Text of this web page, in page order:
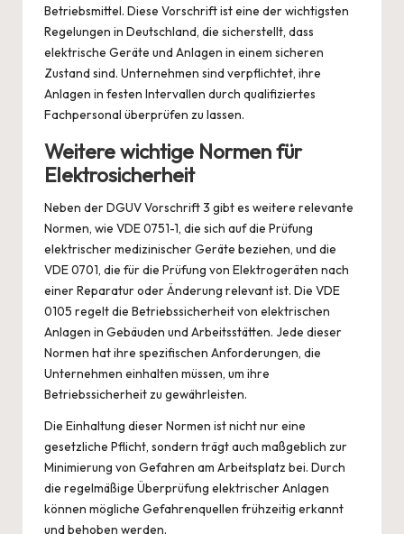
Betriebsmittel. Diese Vorschrift ist eine der wichtigsten
Regelungen in Deutschland, die sicherstellt, dass
elektrische Geräte und Anlagen in einem sicheren
Zustand sind. Unternehmen sind verpflichtet, ihre
Anlagen in festen Intervallen durch qualifiziertes
Fachpersonal überprüfen zu lassen.
Weitere wichtige Normen für
Elektrosicherheit
Neben der DGUV Vorschrift 3 gibt es weitere relevante
Normen, wie VDE 0751-1, die sich auf die Prüfung
elektrischer medizinischer Geräte beziehen, und die
VDE 0701, die für die Prüfung von Elektrogeräten nach
einer Reparatur oder Änderung relevant ist. Die VDE
0105 regelt die Betriebssicherheit von elektrischen
Anlagen in Gebäuden und Arbeitsstätten. Jede dieser
Normen hat ihre spezifischen Anforderungen, die
Unternehmen einhalten müssen, um ihre
Betriebssicherheit zu gewährleisten.
Die Einhaltung dieser Normen ist nicht nur eine
gesetzliche Pflicht, sondern trägt auch maßgeblich zur
Minimierung von Gefahren am Arbeitsplatz bei. Durch
die regelmäßige Überprüfung elektrischer Anlagen
können mögliche Gefahrenquellen frühzeitig erkannt
und behoben werden.